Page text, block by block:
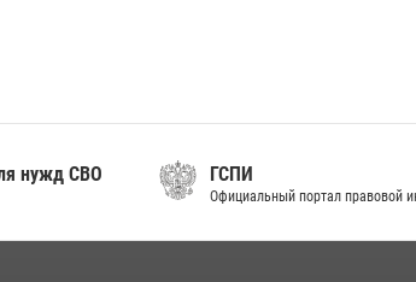
нужд СВО ГСПИ
Официальный портал правовой